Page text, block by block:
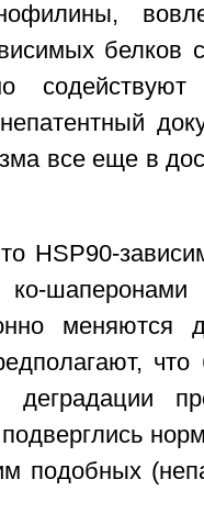
все еще в
HSP90-
ко-
меняются
что
деградации
подобных